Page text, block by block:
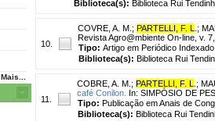
Mais...
Biblioteca(s): Biblioteca Rui
10.
COVRE, A. M. ; PARTELLI, F. L ;
Revista Agro@mbiente On-line, v.
Tipo: Artigo em Periódico Indexado
Biblioteca(s): Biblioteca Rui
11.
COBRE, A. M. ; PARTELLI, F. L ;
café Conilon. In: SIMPÓSIO DE
Tipo: Publicação em Anais de
Biblioteca(s): Biblioteca Rui